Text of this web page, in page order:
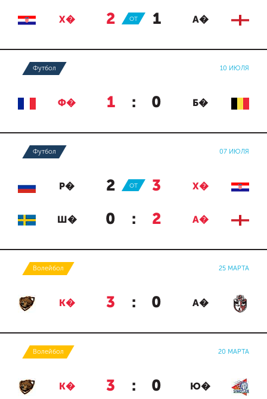
Х� 2 : 1 А�
ОТ
Футбол 10 ИЮЛЯ
Ф� 1 : 0 Б�
Футбол 07 ИЮЛЯ
Р� 2 : 3 Х�
ОТ
Ш� 0 : 2 А�
Волейбол 25 МАРТА
К� 3 : 0 А�
Волейбол 20 МАРТА
К� 3 : 0 Ю�